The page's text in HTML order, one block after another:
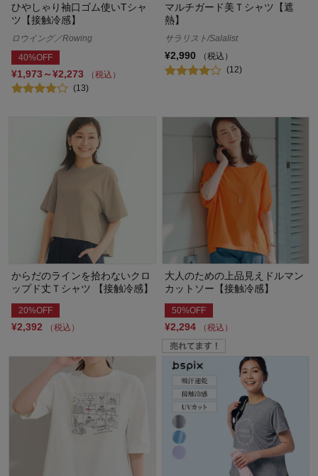
ひやしゃり袖口ゴム使いTシャ
ツ【接触冷感】
ロウイング／Rowing
40%OFF
¥1,973～¥2,273
（税込）
(13)
マルチガード美Ｔシャツ【遮
熱】
サラリスト/Salalist
¥2,990
（税込）
(12)
からだのラインを拾わないクロ
ップド丈Ｔシャツ 【接触冷感】
20%OFF
¥2,392 （税込）
大人のための上品見えドルマン
カットソー【接触冷感】
50%OFF
¥2,294 （税込）